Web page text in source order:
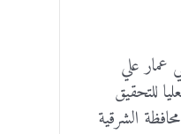
علي
للتحقيق
من محافظة الشرقية